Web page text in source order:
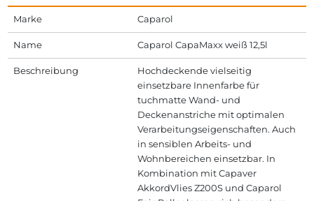
Marke Caparol
Name Caparol CapaMaxx weiß 12,5l
Beschreibung
Hochdeckende vielseitig
einsetzbare Innenfarbe für
tuchmatte Wand- und
Deckenanstriche mit optimalen
Verarbeitungseigenschaften. Auch
in sensiblen Arbeits- und
Wohnbereichen einsetzbar. In
Kombination mit Capaver
AkkordVlies Z200S und Caparol